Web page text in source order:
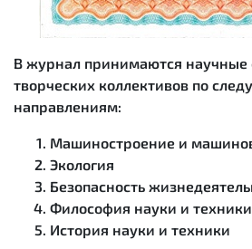
В журнал принимаются научные
творческих коллективов по
направлениям:
Машиностроение и
Экология
Безопасность
Философия науки и техники
История науки и техники